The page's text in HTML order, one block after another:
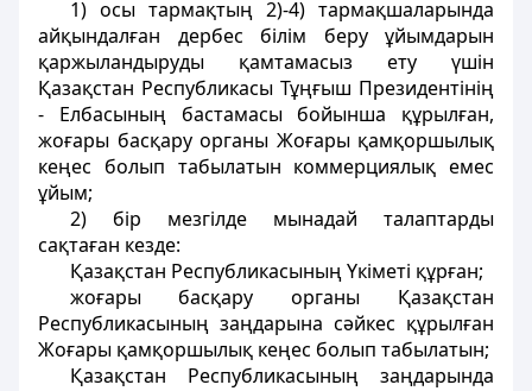
1) осы тармақтың 2)-4) тармақшаларында
айқындалған дербес білім беру ұйымдарын
қаржыландыруды қамтамасыз ету үшiн
Қазақстан Республикасы Тұңғыш Президентінің
- Елбасының бастамасы бойынша құрылған,
жоғары басқару органы Жоғары қамқоршылық
кеңес болып табылатын коммерциялық емес
ұйым;
2) бір мезгілде мынадай талаптарды
сақтаған кезде:
Қазақстан Республикасының Үкіметі құрған;
жоғары басқару органы Қазақстан
Республикасының заңдарына сәйкес құрылған
Жоғары қамқоршылық кеңес болып табылатын;
Қазақстан Республикасының заңдарында